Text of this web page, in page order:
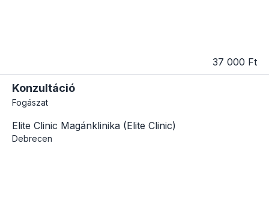
37 000 Ft
Konzultáció
Fogászat
Elite Clinic Magánklinika (Elite Clinic)
Debrecen